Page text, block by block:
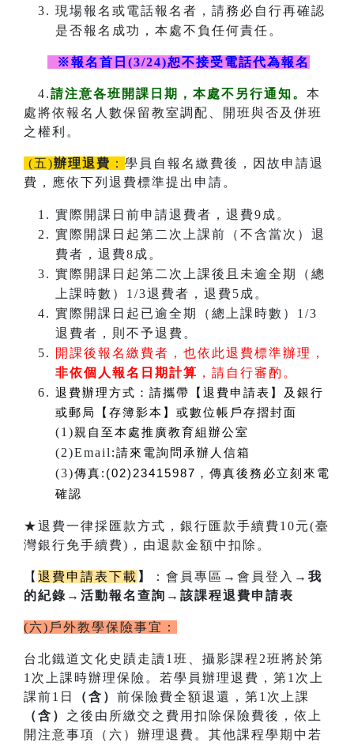
現場報名或電話報名者，請務必自行再確認
是否報名成功，本處不負任何責任。
※報名首日(3/24)恕不接受電話代為報名
4.請注意各班開課日期，本處不另行通知。 本
處將依報名人數保留教室調配、開班與否及併班
之權利。
(五)辦理退費 ： 學員自報名繳費後，因故申請退
費，應依下列退費標準提出申請。
實際開課日前申請退費者，退費9成。
實際開課日起第二次上課前（不含當次）退
費者，退費8成。
實際開課日起第二次上課後且未逾全期（總
上課時數）1/3退費者，退費5成。
實際開課日起已逾全期（總上課時數）1/3
退費者，則不予退費。
開課後報名繳費者，也依此退費標準辦理，
非依個人報名日期計算 ，請自行審酌。
退費辦理方式： 請攜帶【退費申請表】及銀行
或郵局【存簿影本】或數位帳戶存摺封面
(1)親自至本處推廣教育組辦公室
(2)Email :請來電詢問承辦人信箱
(3)傳真:(02)23415987，傳真後務必立刻來電
確認
★退費一律採匯款方式，銀行匯款手續費10元(臺
灣銀行免手續費)，由退款金額中扣除。
【 退費申請表下載 】 ：會員專區 → 會員登入 →我
的紀錄→活動報名查詢→該課程退費申請表
(六)戶外教學保險事宜：
台北鐵道文化史蹟走讀1班、攝影課程2班將於第
1次上課時辦理保險。若學員辦理退費，第1次上
課前1日
（含） 前保險費全額退還，第1次上課
（含） 之後由所繳交之費用扣除保險費後，依上
開注意事項（六）辦理退費。其他課程學期中若